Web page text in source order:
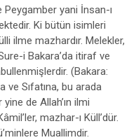
yani İnsan-ı
Ki bütün isimleri
ilme mazhardır. Melekler,
i Bakara’da itiraf ve
(Bakara:
ve Sıfatına, bu arada
de Allah’ın ilmi
mazhar-ı Küll’dür.
Muallimdir.